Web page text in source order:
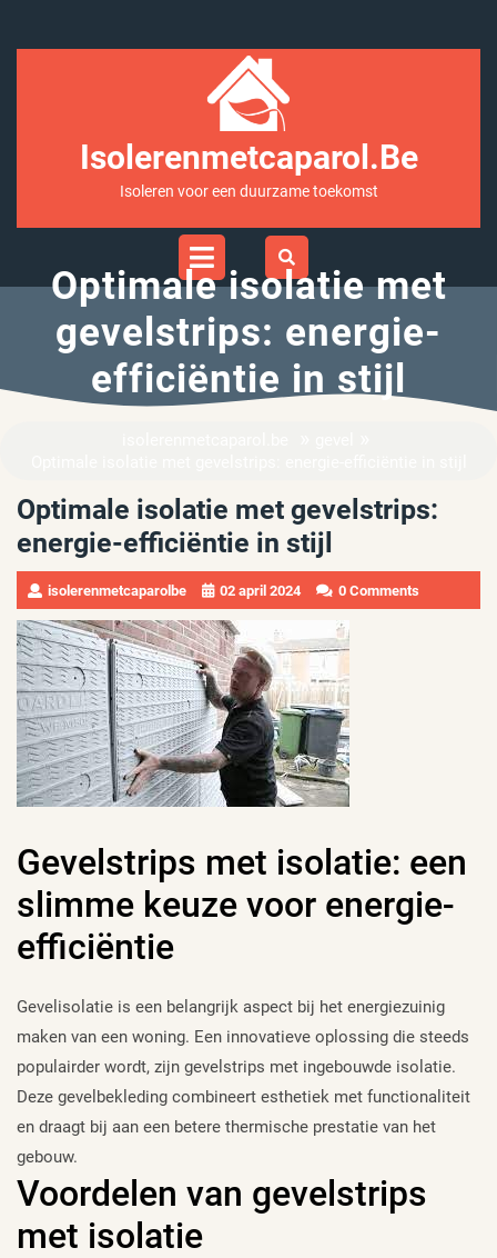
Isolerenmetcaparol.be
Isoleren voor een duurzame toekomst
Open
Optimale isolatie met
gevelstrips: energie-
efficiëntie in stijl
Optimale isolatie met gevelstrips:
energie-efficiëntie in stijl
isolerenmetcaparolbe 02 april 2024 0 Comments
Gevelstrips met isolatie: een
slimme keuze voor energie-
efficiëntie
Gevelisolatie is een belangrijk aspect bij het energiezuinig
maken van een woning. Een innovatieve oplossing die steeds
populairder wordt, zijn gevelstrips met ingebouwde isolatie.
Deze gevelbekleding combineert esthetiek met functionaliteit
en draagt bij aan een betere thermische prestatie van het
gebouw.
Voordelen van gevelstrips
met isolatie